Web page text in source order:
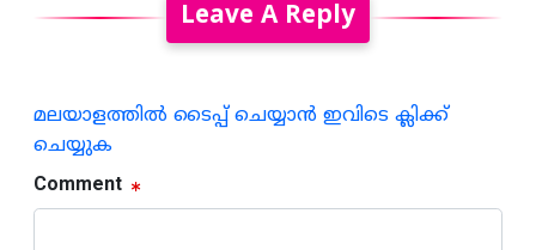
Leave A Reply
മലയാളത്തില്‍ ടൈപ്പ് ചെയ്യാന്‍ ഇവിടെ ക്ലിക്ക്
ചെയ്യുക
Comment